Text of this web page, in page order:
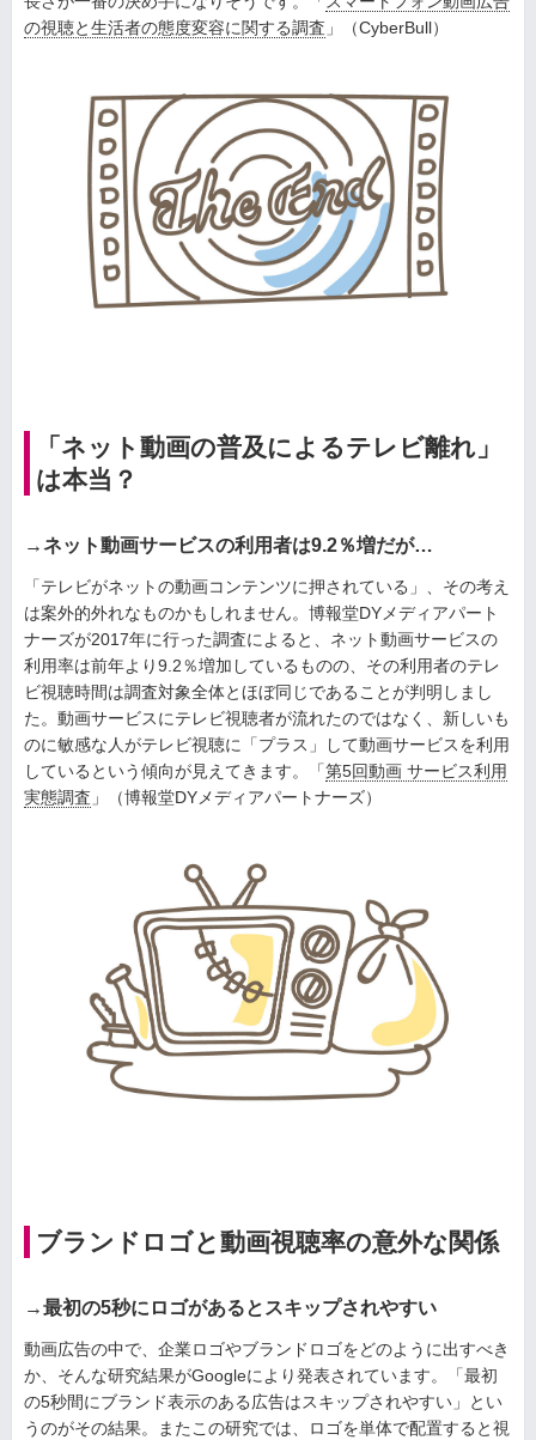
の視聴と生活者の態度変容に関する調査 」（CyberBull）
「ネット動画の普及によるテレビ離れ」
は本当？
→ネット動画サービスの利用者は9.2％増だが…
「テレビがネットの動画コンテンツに押されている」、その考え
は案外的外れなものかもしれません。博報堂DYメディアパート
ナーズが2017年に行った調査によると、ネット動画サービスの
利用率は前年より9.2％増加しているものの、その利用者のテレ
ビ視聴時間は調査対象全体とほぼ同じであることが判明しまし
た。動画サービスにテレビ視聴者が流れたのではなく、新しいも
のに敏感な人がテレビ視聴に「プラス」して動画サービスを利用
しているという傾向が見えてきます。「第5回動画 サービス利用
実態調査 」（博報堂DYメディアパートナーズ）
ブランドロゴと動画視聴率の意外な関係
→最初の5秒にロゴがあるとスキップされやすい
動画広告の中で、企業ロゴやブランドロゴをどのように出すべき
か、そんな研究結果がGoogleにより発表されています。「最初
の5秒間にブランド表示のある広告はスキップされやすい」とい
うのがその結果。またこの研究では、ロゴを単体で配置すると視